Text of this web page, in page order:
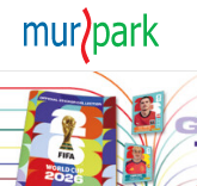
Montag
MONTAG
Dienstag
DIENSTAG